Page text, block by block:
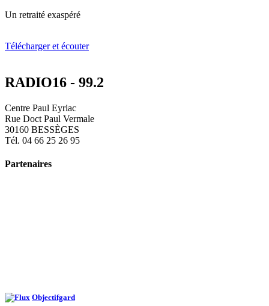
Un retraité exaspéré
Télécharger et écouter
RADIO16 - 99.2
Centre Paul Eyriac
Rue Doct Paul Vermale
30160 BESSÈGES
Tél. 04 66 25 26 95
Partenaires
Objectifgard